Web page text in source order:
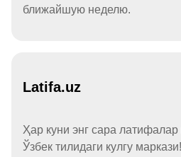
ближайшую неделю.
Latifa.uz
Ҳар куни энг сара латифалар
Ўзбек тилидаги кулгу маркази!